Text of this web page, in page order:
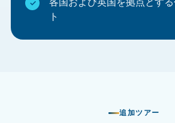
以下のとおりです。
を診察しており、その効率性、適
ト
追加ツアー